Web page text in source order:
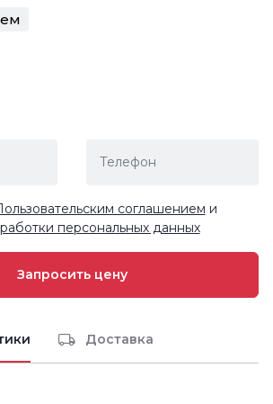
соглашением и
персональных данных
Доставка